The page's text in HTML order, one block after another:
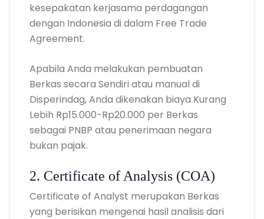
kesepakatan kerjasama perdagangan
dengan Indonesia di dalam Free Trade
Agreement.
Apabila Anda melakukan pembuatan
Berkas secara Sendiri atau manual di
Disperindag, Anda dikenakan biaya Kurang
Lebih Rp15.000-Rp20.000 per Berkas
sebagai PNBP atau penerimaan negara
bukan pajak.
2. Certificate of Analysis (COA)
Certificate of Analyst merupakan Berkas
yang berisikan mengenai hasil analisis dari